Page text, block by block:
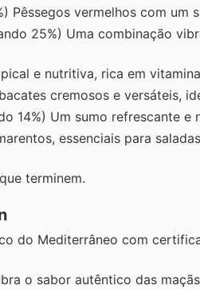
Pêssegos vermelhos com
25%) Uma combinação
e nutritiva, rica em
cremosos e versáteis,
14%) Um sumo refrescante
essenciais para
terminem.
do Mediterrâneo com
o sabor autêntico das